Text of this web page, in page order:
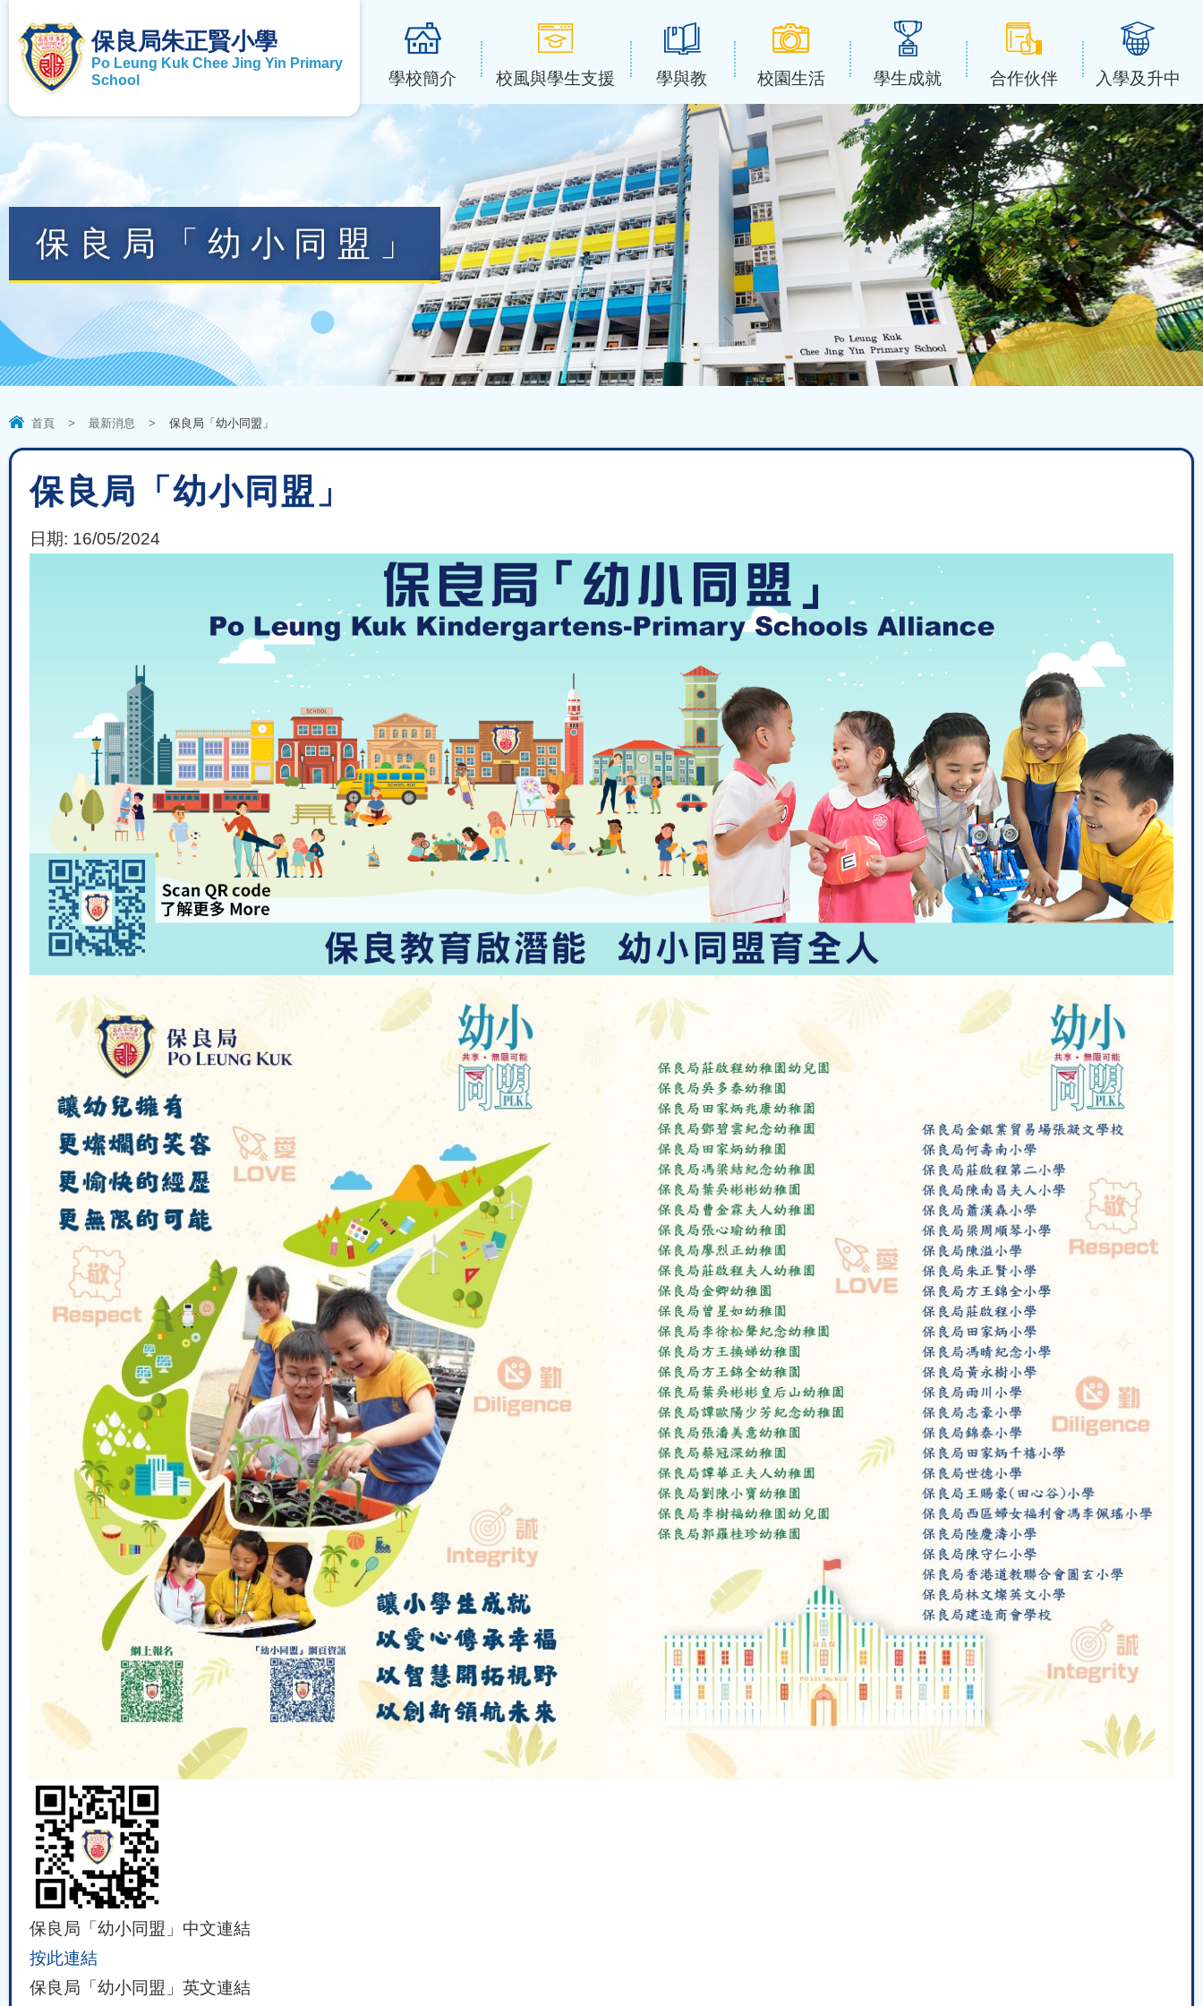
保良局朱正賢小學
Po Leung Kuk Chee Jing Yin Primary
School
學校簡介 校風與學生支援 學與教 校園生活 學生成就 合作伙伴 入學及升中
保良局「幼小同盟」
首頁 > 最新消息 > 保良局「幼小同盟」
保良局「幼小同盟」
日期: 16/05/2024
保良局「幼小同盟」中文連結
按此連結
保良局「幼小同盟」英文連結